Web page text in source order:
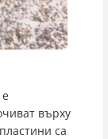
е
върху
са